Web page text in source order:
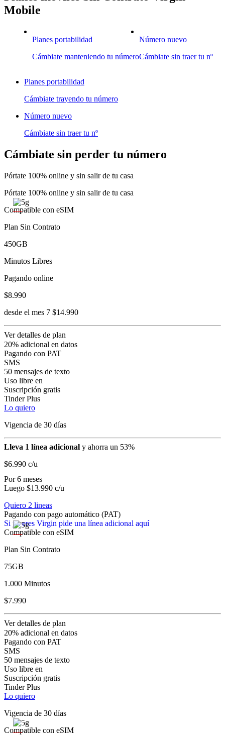
Mobile
Planes portabilidad
Cámbiate manteniendo tu número
Número nuevo
Cámbiate sin traer tu nº
Planes portabilidad
Cámbiate trayendo tu número
Número nuevo
Cámbiate sin traer tu nº
Cámbiate sin perder tu número
Pórtate 100% online y sin salir de tu casa
Pórtate 100% online y sin salir de tu casa
Compatible con eSIM
Plan Sin Contrato
450GB
Minutos Libres
Pagando online
$8.990
desde el mes 7 $14.990
Ver detalles de plan
20% adicional en datos
Pagando con PAT
SMS
50 mensajes de texto
Uso libre en
Suscripción gratis
Tinder Plus
Lo quiero
Vigencia de 30 días
Lleva 1 línea adicional y ahorra un 53%
$6.990 c/u
Por 6 meses
Luego $13.990 c/u
Quiero 2 lineas
Pagando con pago automático (PAT)
Si ya eres Virgin pide una línea adicional aquí
Compatible con eSIM
Plan Sin Contrato
75GB
1.000 Minutos
$7.990
Ver detalles de plan
20% adicional en datos
Pagando con PAT
SMS
50 mensajes de texto
Uso libre en
Suscripción gratis
Tinder Plus
Lo quiero
Vigencia de 30 días
Compatible con eSIM